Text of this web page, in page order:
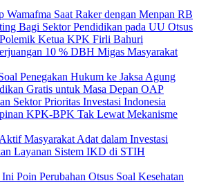
Wamafma Saat Raker dengan Menpan RB
Bagi Sektor Pendidikan pada UU Otsus
Ketua KPK Firli Bahuri
10 % DBH Migas Masyarakat
Penegakan Hukum ke Jaksa Agung
Gratis untuk Masa Depan OAP
Sektor Prioritas Investasi Indonesia
KPK-BPK Tak Lewat Mekanisme
Masyarakat Adat dalam Investasi
Layanan Sistem IKD di STIH
Poin Perubahan Otsus Soal Kesehatan